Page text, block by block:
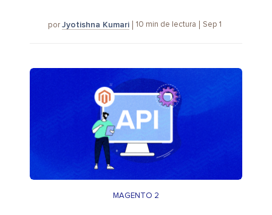
por Jyotishna Kumari 10 min de lectura Sep 1
MAGENTO 2